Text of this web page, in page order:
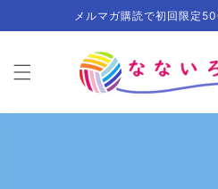
進む
メルマガ購読で初回限定